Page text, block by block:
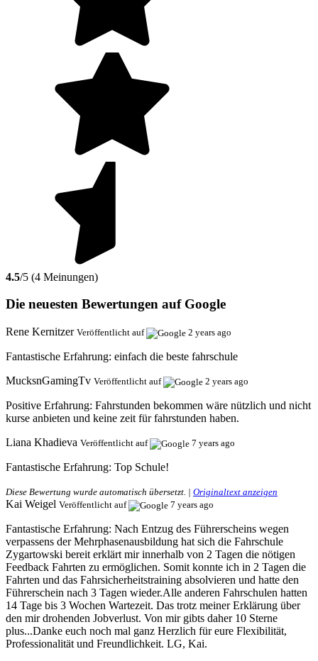
4.5/5 (4 Meinungen)
Die neuesten Bewertungen auf Google
Rene Kernitzer Veröffentlicht auf 2 years ago
Fantastische Erfahrung: einfach die beste fahrschule
MucksnGamingTv Veröffentlicht auf 2 years ago
Positive Erfahrung: Fahrstunden bekommen wäre nützlich und nicht
kurse anbieten und keine zeit für fahrstunden haben.
Liana Khadieva Veröffentlicht auf 7 years ago
Fantastische Erfahrung: Top Schule!
Diese Bewertung wurde automatisch übersetzt. | Originaltext anzeigen
Kai Weigel Veröffentlicht auf 7 years ago
Fantastische Erfahrung: Nach Entzug des Führerscheins wegen
verpassens der Mehrphasenausbildung hat sich die Fahrschule
Zygartowski bereit erklärt mir innerhalb von 2 Tagen die nötigen
Feedback Fahrten zu ermöglichen. Somit konnte ich in 2 Tagen die
Fahrten und das Fahrsicherheitstraining absolvieren und hatte den
Führerschein nach 3 Tagen wieder.Alle anderen Fahrschulen hatten
14 Tage bis 3 Wochen Wartezeit. Das trotz meiner Erklärung über
den mir drohenden Jobverlust. Von mir gibts daher 10 Sterne
plus...Danke euch noch mal ganz Herzlich für eure Flexibilität,
Professionalität und Freundlichkeit. LG, Kai.